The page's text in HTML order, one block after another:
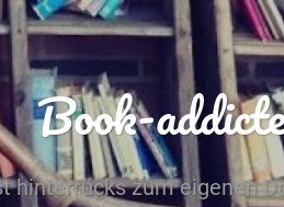
Book-
hinterrücks zum eigenen